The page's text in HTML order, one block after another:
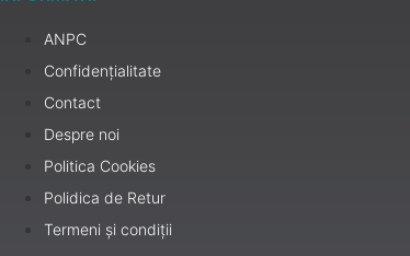
ANPC
Confidențialitate
Contact
Despre noi
Politica Cookies
Polidica de Retur
Termeni și condiții